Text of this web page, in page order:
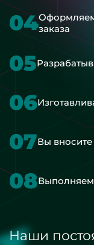
04Оформляем
заказа
05
06
07Вы
08Выполняем
Наши